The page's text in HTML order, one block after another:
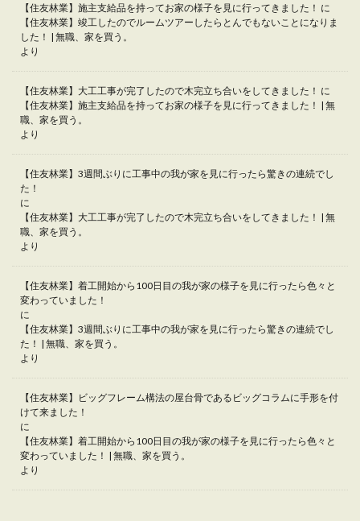
【住友林業】施主支給品を持ってお家の様子を見に行ってきました！ に
【住友林業】竣工したのでルームツアーしたらとんでもないことになりま
した！ | 無職、家を買う。
より
【住友林業】大工工事が完了したので木完立ち合いをしてきました！ に
【住友林業】施主支給品を持ってお家の様子を見に行ってきました！ | 無
職、家を買う。
より
【住友林業】3週間ぶりに工事中の我が家を見に行ったら驚きの連続でし
た！
に
【住友林業】大工工事が完了したので木完立ち合いをしてきました！ | 無
職、家を買う。
より
【住友林業】着工開始から100日目の我が家の様子を見に行ったら色々と
変わっていました！
に
【住友林業】3週間ぶりに工事中の我が家を見に行ったら驚きの連続でし
た！ | 無職、家を買う。
より
【住友林業】ビッグフレーム構法の屋台骨であるビッグコラムに手形を付
けて来ました！
に
【住友林業】着工開始から100日目の我が家の様子を見に行ったら色々と
変わっていました！ | 無職、家を買う。
より